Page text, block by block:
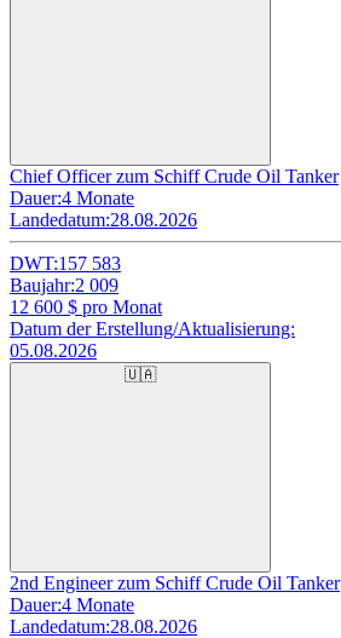
Chief Officer zum Schiff Crude Oil Tanker
Dauer:4 Monate
Landedatum:28.08.2026
DWT:157 583
Baujahr:2 009
12 600 $ pro Monat
Datum der Erstellung/Aktualisierung:
05.08.2026
🇺🇦
2nd Engineer zum Schiff Crude Oil Tanker
Dauer:4 Monate
Landedatum:28.08.2026